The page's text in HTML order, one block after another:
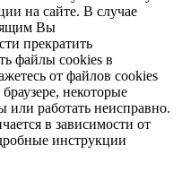
на сайте. В случае
Вы
прекратить
файлы cookies в
от файлов cookies
некоторые
или работать неисправно.
в зависимости от
инструкции